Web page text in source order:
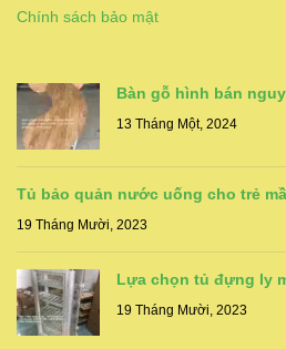
Chính sách bảo mật
Bàn gỗ hình bán
13 Tháng Một, 2024
Tủ bảo quản nước uống cho trẻ
19 Tháng Mười, 2023
Lựa chọn tủ đựng ly
19 Tháng Mười, 2023